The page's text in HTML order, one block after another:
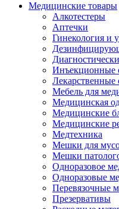
Медицинские товары
Алкотестеры
Аптечки
Гинекология и
Инъекционные
Лекарственные
Мебель для
Медицинская
Медицинские
Медицинские
Медтехника
Мешки для
Мешки
Одноразовое
Одноразовые
Перевязочные
Презервативы